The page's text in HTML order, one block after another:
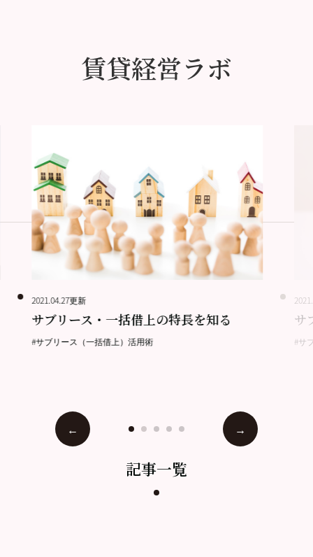
賃貸経営ラボ
2021.04.27更新
サブリース・一括借上の特長を知る
#サブリース（一括借上）活用術
サ
#サ
記事一覧